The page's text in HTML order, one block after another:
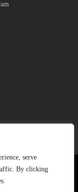
serve
By clicking
2023